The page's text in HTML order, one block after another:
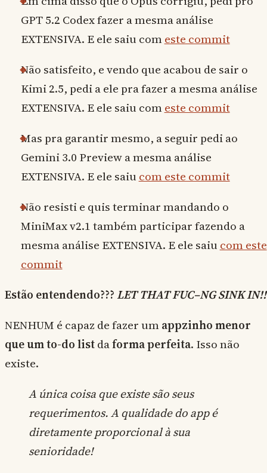
GPT 5.2 Codex fazer a mesma análise
EXTENSIVA. E ele saiu comeste commit
Não satisfeito, e vendo que acabou de sair o
Kimi 2.5, pedi a ele pra fazer a mesma análise
EXTENSIVA. E ele saiu comeste commit
Mas pra garantir mesmo, a seguir pedi ao
Gemini 3.0 Preview a mesma análise
EXTENSIVA. E ele saiu com este commit
Não resisti e quis terminar mandando o
MiniMax v2.1 também participar fazendo a
mesma análise EXTENSIVA. E ele saiu com este
commit
Estão entendendo???LET THAT FUC–NG SINK IN!!
NENHUM é capaz de fazer umappzinho menor
que um to-do listdaforma perfeita. Isso não
existe.
A única coisa que existe são seus
requerimentos. A qualidade do app é
diretamente proporcional à sua
senioridade!